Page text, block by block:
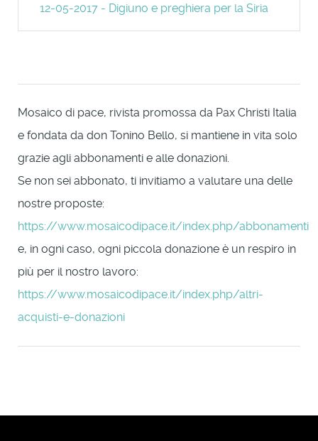
12-05-2017 - Digiuno e preghiera per la Siria
Mosaico di pace, rivista promossa da Pax Christi Italia
e fondata da don Tonino Bello, si mantiene in vita solo
grazie agli abbonamenti e alle donazioni.
Se non sei abbonato, ti invitiamo a valutare una delle
nostre proposte:
https://www.mosaicodipace.it/index.php/abbonamenti
e, in ogni caso, ogni piccola donazione è un respiro in
più per il nostro lavoro:
https://www.mosaicodipace.it/index.php/altri-
acquisti-e-donazioni